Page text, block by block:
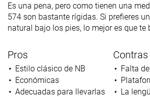
Es una pena, pero como tienen una
574 son bastante rígidas. Si prefieres
natural bajo los pies, lo mejor es que te
Pros
Estilo clásico de NB
Económicas
Adecuadas para llevarlas
Contras
Falta
La